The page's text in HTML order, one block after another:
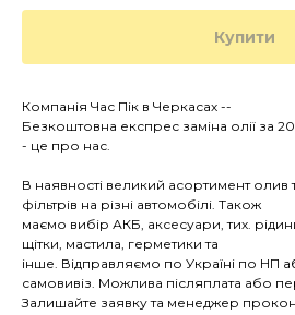
Купити
Компанія Час Пік в Черкасах --
Безкоштовна експрес заміна олії за
- це про нас.
В наявності великий асортимент олив
фільтрів на різні автомобілі. Також
маємо вибір АКБ, аксесуари, тих.
щітки, мастила, герметики та
інше. Відправляємо по Україні по НП
самовивіз. Можлива післяплата або
Залишайте заявку та менеджер